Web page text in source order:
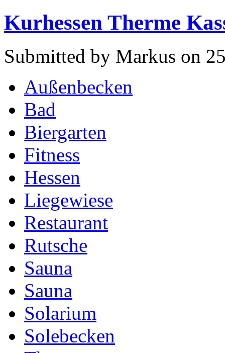
Kurhessen Therme
Submitted by Markus on
Außenbecken
Bad
Biergarten
Fitness
Hessen
Liegewiese
Restaurant
Rutsche
Sauna
Sauna
Solarium
Solebecken